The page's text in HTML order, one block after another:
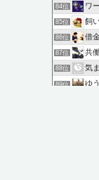
84位 ワ
85位 飼
86位 借
87位 共
88位 気
89位 ゆ